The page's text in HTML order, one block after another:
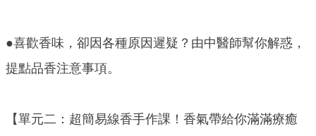
●喜歡香味，卻因各種原因遲疑？由中醫師幫你解惑，
提點品香注意事項。
【單元二：超簡易線香手作課！香氣帶給你滿滿療癒